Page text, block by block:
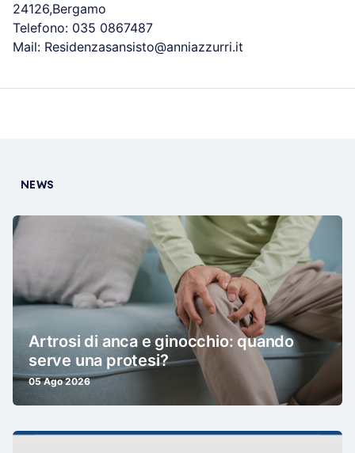
24126,Bergamo
Telefono: 035 0867487
Mail: Residenzasansisto@anniazzurri.it
NEWS
Artrosi di anca e ginocchio: quando
serve una protesi?
05 Ago 2026